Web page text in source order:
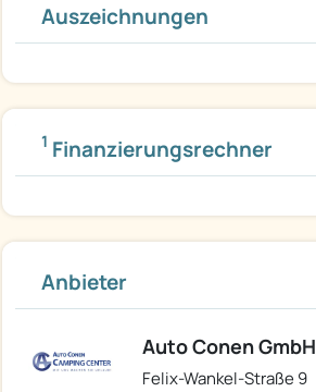
Auszeichnungen
1 Finanzierungsrechner
Anbieter
Auto Conen GmbH
Felix-Wankel-Straße 9